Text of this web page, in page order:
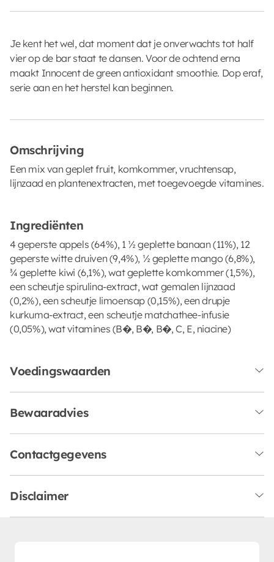
Je kent het wel, dat moment dat je onverwachts tot half
vier op de bar staat te dansen. Voor de ochtend erna
maakt Innocent de green antioxidant smoothie. Dop eraf,
serie aan en het herstel kan beginnen.
Omschrijving
Een mix van geplet fruit, komkommer, vruchtensap,
lijnzaad en plantenextracten, met toegevoegde vitamines.
Ingrediënten
4 geperste appels (64%), 1 ½ geplette banaan (11%), 12
geperste witte druiven (9,4%), ½ geplette mango (6,8%),
¾ geplette kiwi (6,1%), wat geplette komkommer (1,5%),
een scheutje spirulina-extract, wat gemalen lijnzaad
(0,2%), een scheutje limoensap (0,15%), een drupje
kurkuma-extract, een scheutje matchathee-infusie
(0,05%), wat vitamines (B�, B�, B�, C, E, niacine)
Voedingswaarden
Bewaaradvies
Contactgegevens
Disclaimer